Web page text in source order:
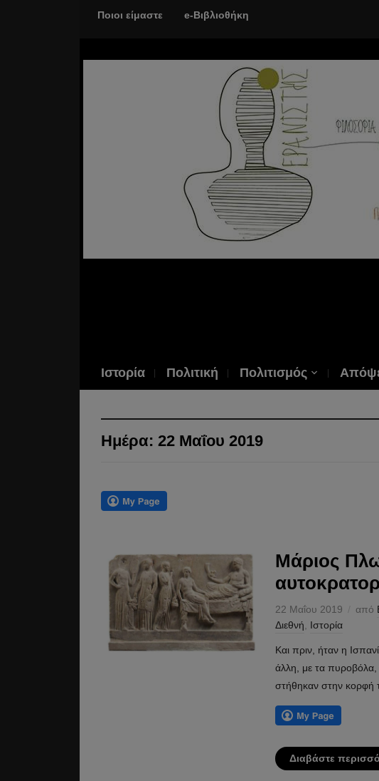
Ποιοι είμαστε e-Βιβλιοθήκη
Ιστορία Πολιτική Πολιτισμός
Ημέρα: 22 Μαΐου 2019
Μάριος
22 Μαΐου 2019 από
Διεθνή
Ιστορία
Και πριν, ήταν η
άλλη, με τα πυροβόλα,
στήθηκαν στην κορφή
Διαβάστε